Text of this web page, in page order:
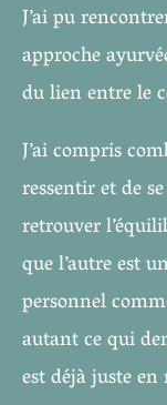
J’ai pu
approche
du lien entre le
J’ai compris
ressentir et de
retrouver
que l’autre est
personnel
autant ce qui
est déjà juste en